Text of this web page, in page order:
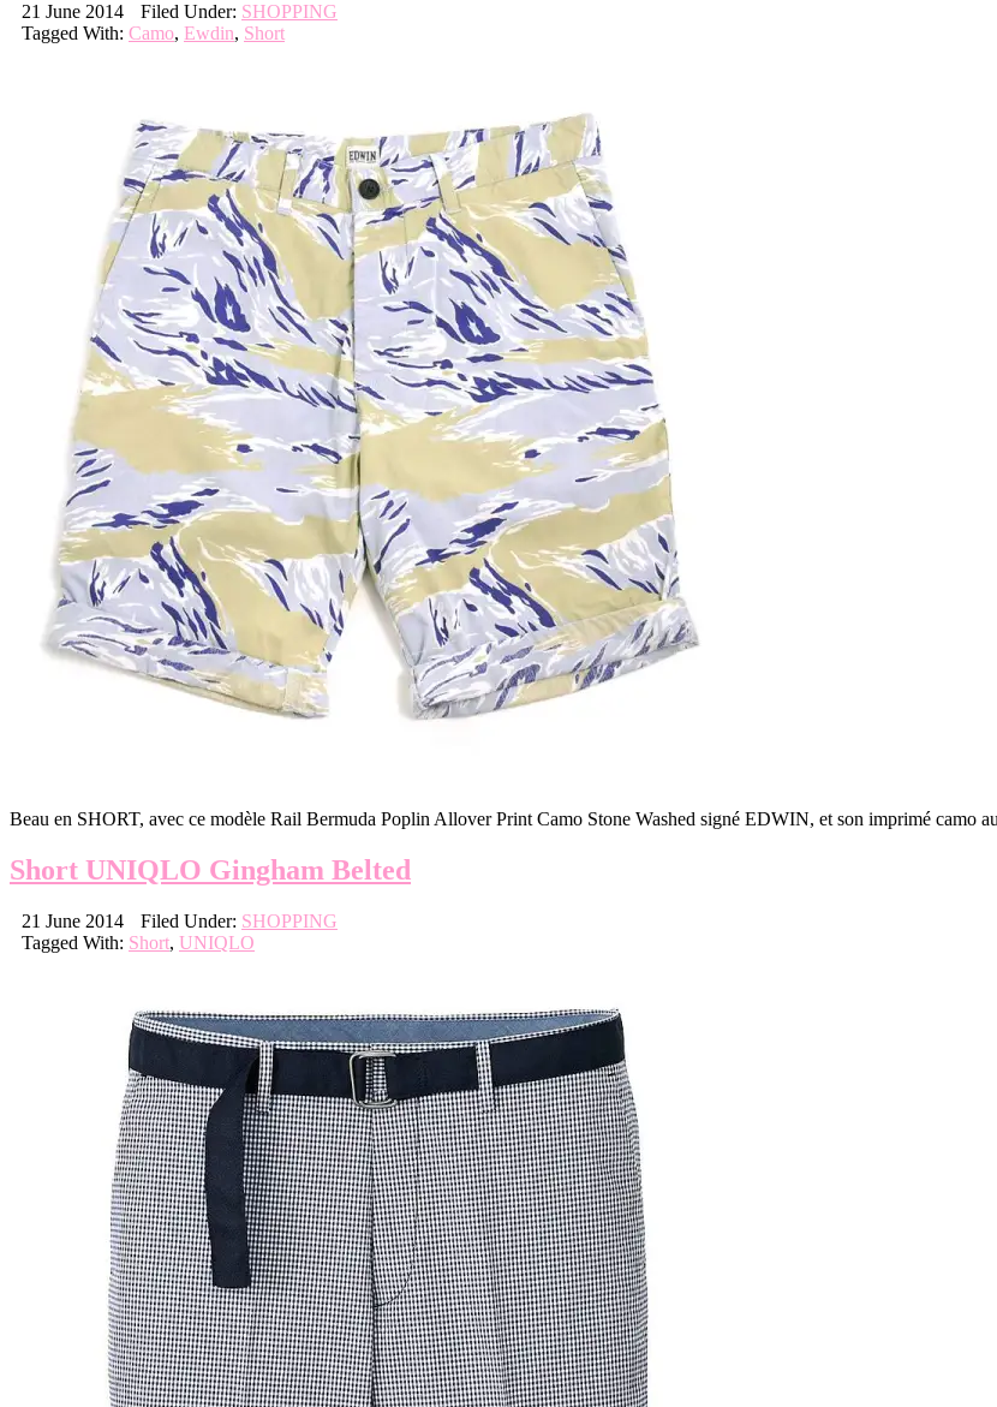
21 June 2014 Filed Under: SHOPPING
Tagged With: Camo, Ewdin, Short
Beau en SHORT, avec ce modèle Rail Bermuda Poplin Allover Print Camo Stone Washed signé EDWIN, et son imprimé camo
Short UNIQLO Gingham Belted
21 June 2014 Filed Under: SHOPPING
Tagged With: Short, UNIQLO